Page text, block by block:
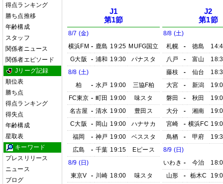
得点ランキング
勝ち点推移
年齢構成
スタッフ
関係者ニュース
関係者エピソード
Jリーグ記録
順位表
勝ち点
得点ランキング
得失点
年齢構成
星取表
キーワード
プレスリリース
ニュース
ブログ
J1
第1節
8/7 (金)
横浜FM - 鹿島 19:25 MUFG国立
G大阪
- 浦和 19:30
パナスタ
8/8 (土)
柏
- 水戸 19:00
三協F柏
FC東京 - 町田 19:00
味スタ
名古屋 - 清水 19:00
豊田ス
C大阪
- 岡山 19:00
ハナサカ
福岡
- 神戸 19:00
ベススタ
広島
- 千葉 19:15
Eピース
8/9 (日)
東京V
- 川崎 18:00
味スタ
J2
第1節
8/8 (土)
札幌
- 徳島
八戸
- 富山
藤枝
- 仙台
大宮
- 新潟
磐田
- 秋田
大分
- 湘南
宮崎
- 横浜FC
鳥栖
- 甲府
8/9 (日)
いわき - 今治
山形
- 栃木C